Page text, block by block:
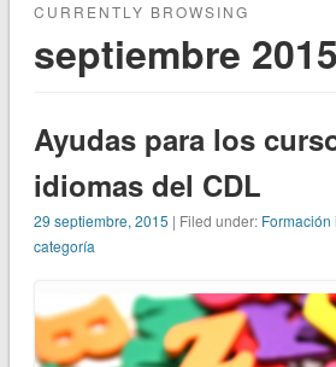
CURRENTLY BROWSING
septiembre 2015
Ayudas para los
idiomas del CDL
29 septiembre, 2015 | Filed under:
categoría